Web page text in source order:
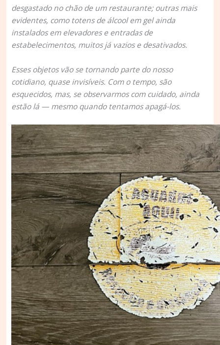
desgastado no chão de um restaurante; outras mais
evidentes, como totens de álcool em gel ainda
instalados em elevadores e entradas de
estabelecimentos, muitos já vazios e desativados.
Esses objetos vão se tornando parte do nosso
cotidiano, quase invisíveis. Com o tempo, são
esquecidos, mas, se observarmos com cuidado, ainda
estão lá — mesmo quando tentamos apagá-los.